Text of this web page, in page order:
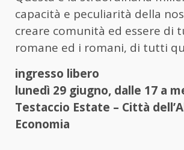
capacità e peculiarità della
creare comunità ed essere di
romane ed i romani, di tutti
ingresso libero
lunedì 29 giugno, dalle 17 a
Testaccio Estate – Città
Economia